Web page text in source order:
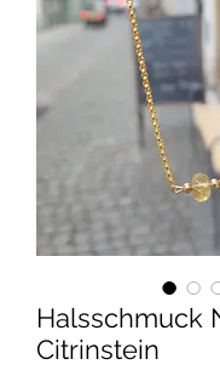
Halsschmuck
Citrinstein